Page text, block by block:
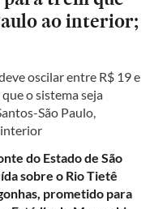
ao interior;
oscilar entre R$ 19 e
o sistema seja
São Paulo,
interior
do Estado de São
sobre o Rio Tietê
prometido para